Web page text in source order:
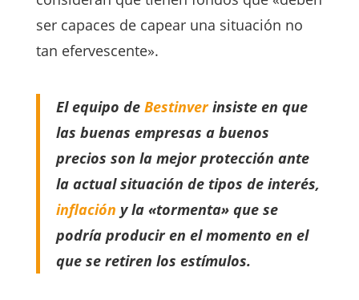
ser capaces de capear una situación no
tan efervescente».
El equipo de Bestinverinsiste en que
las buenas empresas a buenos
precios son la mejor protección ante
la actual situación de tipos de interés,
inflación y la «tormenta» que se
podría producir en el momento en el
que se retiren los estímulos.